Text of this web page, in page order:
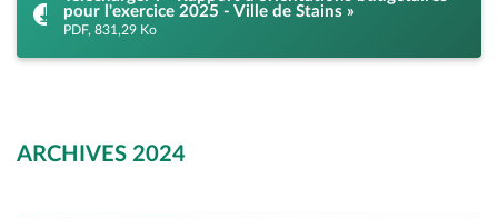
pour l'exercice 2025 - Ville de Stains »
PDF, 831,29 Ko
ARCHIVES 2024